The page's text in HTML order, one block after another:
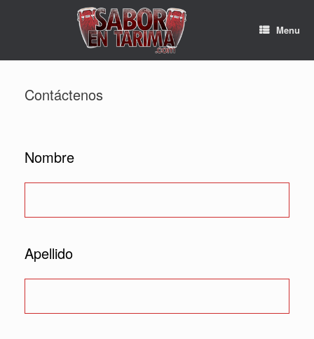
Menu
Contáctenos
Nombre
Apellido